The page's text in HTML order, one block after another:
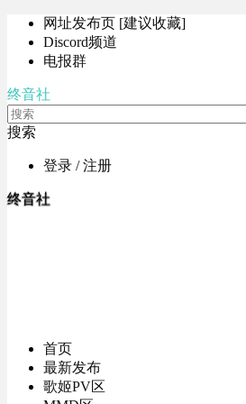
网址发布页 [建议收藏]
Discord频道
电报群
终音社
搜索
登录 / 注册
终音社
首页
最新发布
歌姬PV区